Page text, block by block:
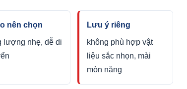
nên chọn
lượng nhẹ, dễ di
Lưu ý riêng
không phù hợp vật
liệu sắc nhọn, mài
mòn nặng